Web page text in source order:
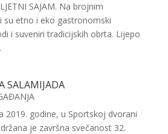
SAJAM. Na brojnim
su etno i eko gastronomski
i suveniri tradicijskih obrta. Lijepo
SALAMIJADA
2019. godine, u Sportskoj dvorani
je završna svečanost 32.